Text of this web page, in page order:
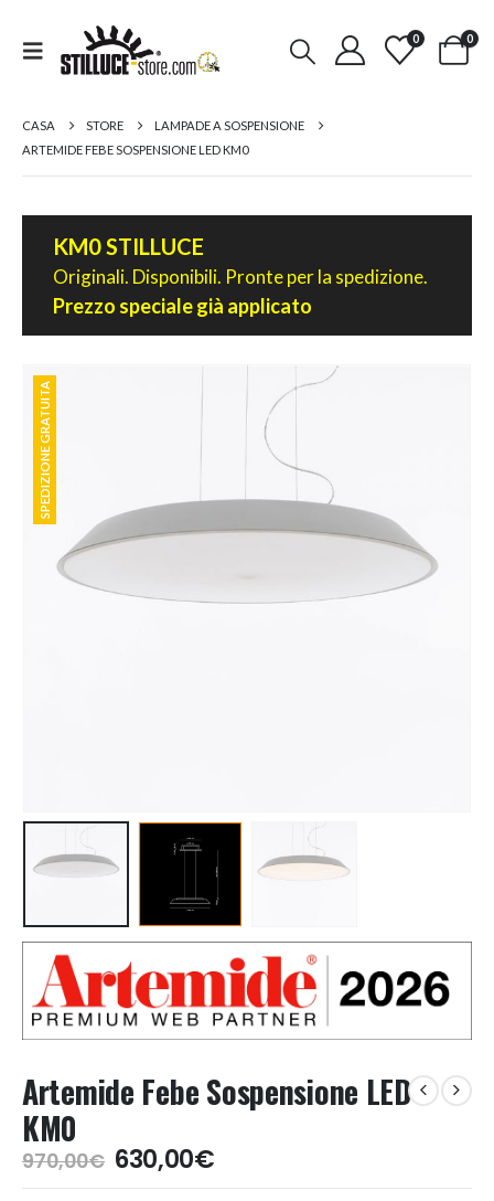
0 0
CASA STORE
LAMPADE A SOSPENSIONE
ARTEMIDE FEBE SOSPENSIONE LED KM0
KM0 STILLUCE
Originali. Disponibili. Pronte per la spedizione.
Prezzo speciale già applicato
SPEDIZIONE GRATUITA
SPEDIZIONE GRATUITA
Artemide Febe Sospensione LED
KM0
970,00€ Il
prezzo
630,00€Il
prezzo